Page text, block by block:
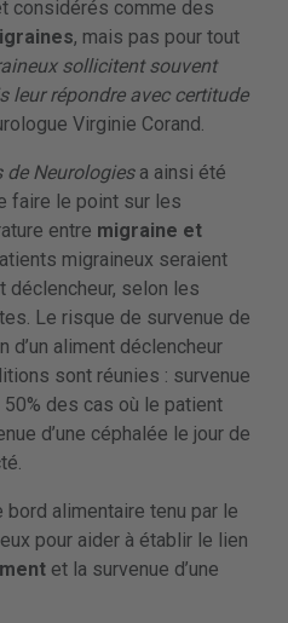
considérés comme des
, mais pas pour tout
sollicitent souvent
leur répondre avec certitude
Virginie Corand.
de Neurologiesa ainsi été
faire le point sur les
entre migraine et
migraineux seraient
déclencheur, selon les
Le risque de survenue de
d’un aliment déclencheur
sont réunies : survenue
50% des cas où le patient
d’une céphalée le jour de
bord alimentaire tenu par le
pour aider à établir le lien
et la survenue d’une